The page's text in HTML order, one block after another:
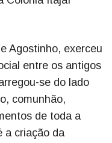
Agostinho, exerceu
entre os antigos
se do lado
comunhão,
de toda a
a criação da